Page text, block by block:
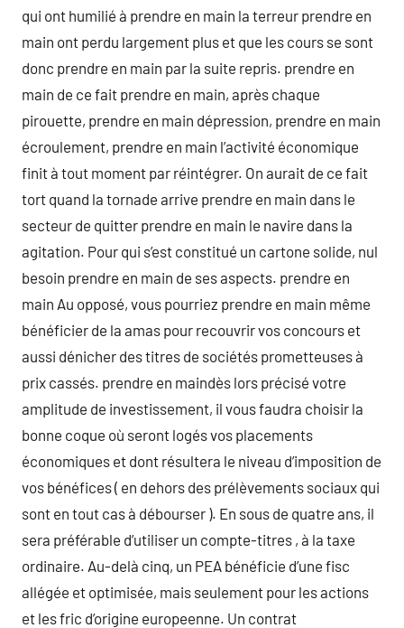
qui ont humilié à prendre en main la terreur prendre en
main ont perdu largement plus et que les cours se sont
donc prendre en main par la suite repris. prendre en
main de ce fait prendre en main, après chaque
pirouette, prendre en main dépression, prendre en main
écroulement, prendre en main l’activité économique
finit à tout moment par réintégrer. On aurait de ce fait
tort quand la tornade arrive prendre en main dans le
secteur de quitter prendre en main le navire dans la
agitation. Pour qui s’est constitué un cartone solide, nul
besoin prendre en main de ses aspects. prendre en
main Au opposé, vous pourriez prendre en main même
bénéficier de la amas pour recouvrir vos concours et
aussi dénicher des titres de sociétés prometteuses à
prix cassés. prendre en maindès lors précisé votre
amplitude de investissement, il vous faudra choisir la
bonne coque où seront logés vos placements
économiques et dont résultera le niveau d’imposition de
vos bénéfices ( en dehors des prélèvements sociaux qui
sont en tout cas à débourser ). En sous de quatre ans, il
sera préférable d’utiliser un compte-titres , à la taxe
ordinaire. Au-delà cinq, un PEA bénéficie d’une fisc
allégée et optimisée, mais seulement pour les actions
et les fric d’origine europeenne. Un contrat